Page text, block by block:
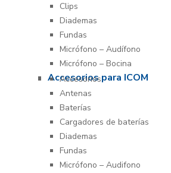
Clips
Diademas
Fundas
Micrófono – Audífono
Micrófono – Bocina
Accesorios para ICOM
Accesorios
Antenas
Baterías
Cargadores de baterías
Diademas
Fundas
Micrófono – Audifono